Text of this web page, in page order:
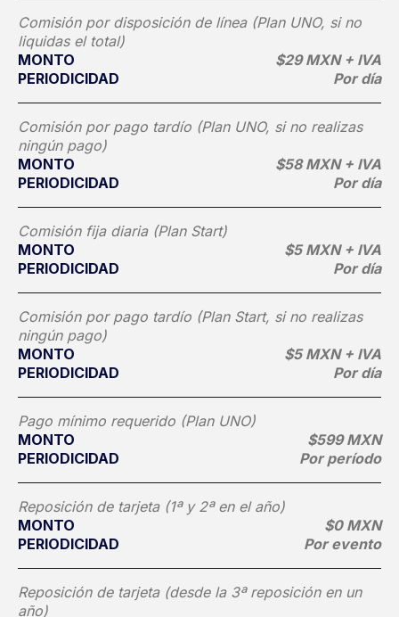
Comisión por disposición de línea (Plan UNO, si no
liquidas el total)
MONTO
$29 MXN + IVA
PERIODICIDAD
Por día
Comisión por pago tardío (Plan UNO, si no realizas
ningún pago)
MONTO
$58 MXN + IVA
PERIODICIDAD
Por día
Comisión fija diaria (Plan Start)
MONTO
$5 MXN + IVA
PERIODICIDAD
Por día
Comisión por pago tardío (Plan Start, si no realizas
ningún pago)
MONTO
$5 MXN + IVA
PERIODICIDAD
Por día
Pago mínimo requerido (Plan UNO)
MONTO
$599 MXN
PERIODICIDAD
Por período
Reposición de tarjeta (1ª y 2ª en el año)
MONTO
$0 MXN
PERIODICIDAD
Por evento
Reposición de tarjeta (desde la 3ª reposición en un
año)